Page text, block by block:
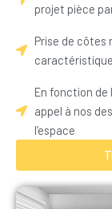
projet pièce
Prise de côtes
En fonction
appel à nos
l’espace